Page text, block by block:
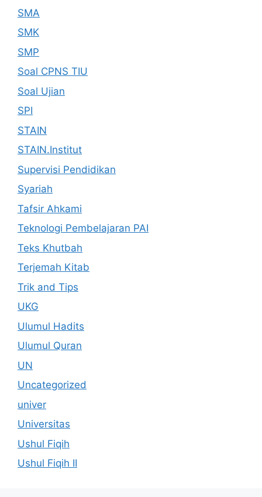
SMA
SMK
SMP
Soal CPNS TIU
Soal Ujian
SPI
STAIN
STAIN.Institut
Supervisi Pendidikan
Syariah
Tafsir Ahkami
Teknologi Pembelajaran PAI
Teks Khutbah
Terjemah Kitab
Trik and Tips
UKG
Ulumul Hadits
Ulumul Quran
UN
Uncategorized
univer
Universitas
Ushul Fiqih
Ushul Fiqih II